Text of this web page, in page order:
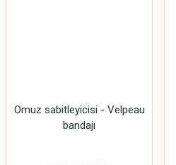
Omuz sabitleyicisi - Velpeau
bandajı